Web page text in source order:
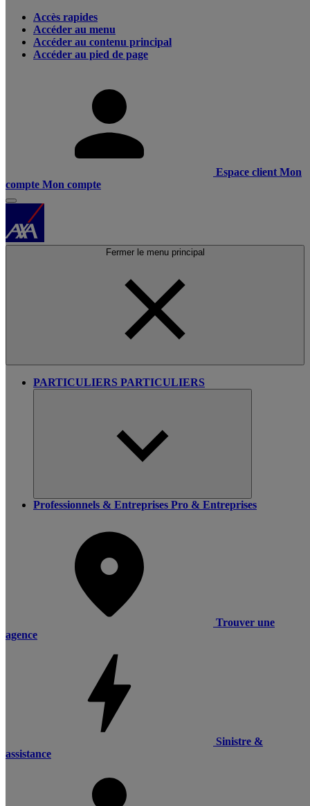
Accès rapides
Accéder au menu
Accéder au contenu principal
Accéder au pied de page
Espace client Mon
compte Mon compte
Fermer le menu principal
PARTICULIERS PARTICULIERS
Professionnels & Entreprises Pro & Entreprises
Trouver une
agence
Sinistre &
assistance